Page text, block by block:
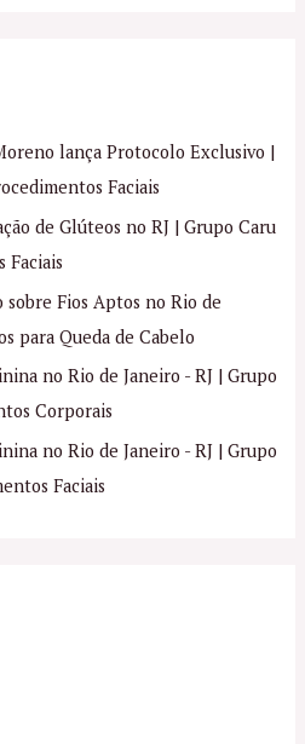
lança Protocolo Exclusivo |
Faciais
de Glúteos no RJ | Grupo Caru
Faciais
Fios Aptos no Rio de
para Queda de Cabelo
no Rio de Janeiro - RJ | Grupo
Corporais
no Rio de Janeiro - RJ | Grupo
Faciais